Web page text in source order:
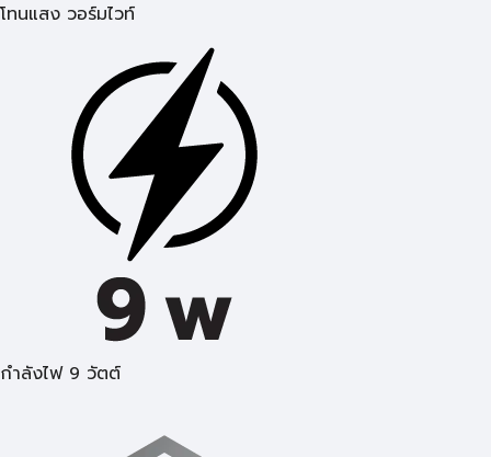
โทนแสง วอร์มไวท์
กำลังไฟ 9 วัตต์